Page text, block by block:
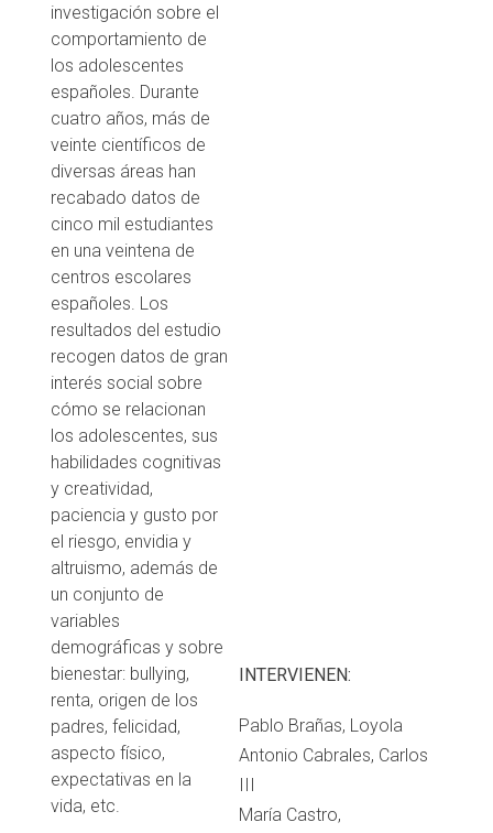
investigación sobre el
comportamiento de
los adolescentes
españoles. Durante
cuatro años, más de
veinte científicos de
diversas áreas han
recabado datos de
cinco mil estudiantes
en una veintena de
centros escolares
españoles. Los
resultados del estudio
recogen datos de gran
interés social sobre
cómo se relacionan
los adolescentes, sus
habilidades cognitivas
y creatividad,
paciencia y gusto por
el riesgo, envidia y
altruismo, además de
un conjunto de
variables
demográficas y sobre
bienestar: bullying,
renta, origen de los
padres, felicidad,
aspecto físico,
expectativas en la
vida, etc.
INTERVIENEN:
Pablo Brañas, Loyola
Antonio Cabrales, Carlos
María Castro,